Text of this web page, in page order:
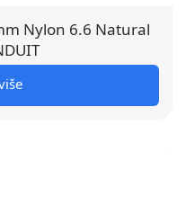
Nylon 6.6 Natural